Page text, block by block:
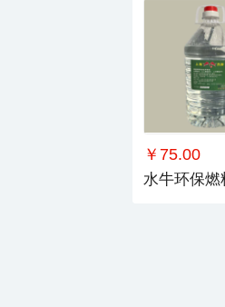
￥75.00
水牛环保燃